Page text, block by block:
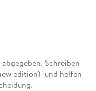
Schreiben
edition)" und helfen